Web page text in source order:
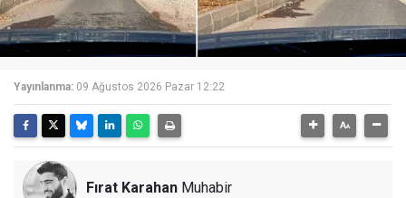
Yayınlanma: 09 Ağustos 2026 Pazar 12:22
Fırat Karahan Muhabir